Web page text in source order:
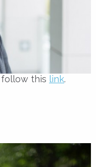
this link.